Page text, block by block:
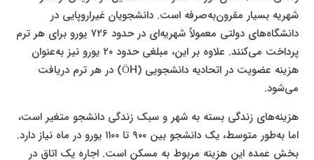
شهریه بسیار مقرون‌به‌صرفه است. دانشجویان غیراروپایی در
دانشگاه‌های دولتی معمولاً شهریه‌ای در حدود ۷۲۶ یورو برای هر ترم
پرداخت می‌کنند. علاوه بر این، مبلغی حدود ۲۰ یورو نیز به‌عنوان
هزینه عضویت در اتحادیه دانشجویی (ÖH) در هر ترم دریافت
می‌شود.
هزینه‌های زندگی بسته به شهر و سبک زندگی دانشجو متغیر است،
اما به‌طور متوسط، یک دانشجو بین ۹۰۰ تا ۱۱۰۰ یورو در ماه نیاز دارد.
بخش عمده این هزینه مربوط به مسکن است. اجاره یک اتاق در